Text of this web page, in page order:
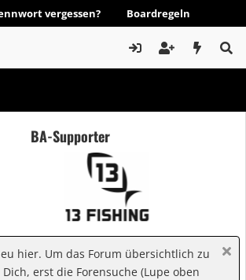
vergessen? Boardregeln
BA-Supporter
hier. Um das Forum übersichtlich zu
erst die Forensuche (Lupe oben